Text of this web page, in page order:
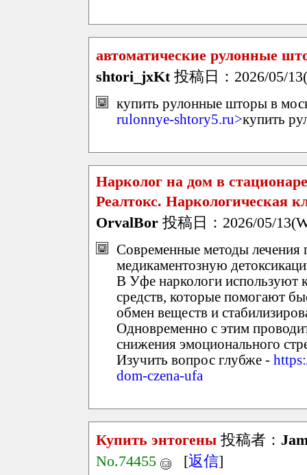
автоматические рулонные
shtori_jxKt投稿日：2026/05/
купить рулонные шторы в
rulonnye-shtory5.ru>купить
Нарколог на дом в
Реалтокс. Наркологическая
OrvalBor 投稿日：2026/05/
Современные методы лечения
медикаментозную
В Уфе наркологи используют
средств, которые помогают
обмен веществ и
Одновременно с этим
снижения эмоционального
Изучить вопрос глубже -
dom-czena-ufa
Купить энтогены 投稿者：
No.74455
[返信]